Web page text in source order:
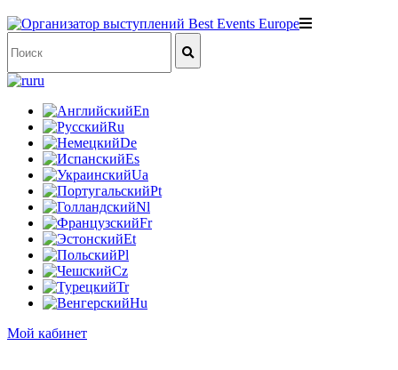
ru
En
Ru
De
Es
Ua
Pt
Nl
Fr
Et
Pl
Cz
Tr
Hu
Мой кабинет